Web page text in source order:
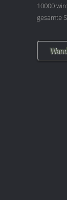
10000
gesamte